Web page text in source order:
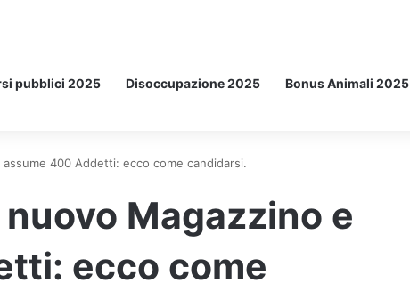
ecco l’esperimento spaziale.
pubblici 2025 Disoccupazione 2025 Bonus Animali 2025
400 Addetti: ecco come candidarsi.
Magazzino e
ecco come